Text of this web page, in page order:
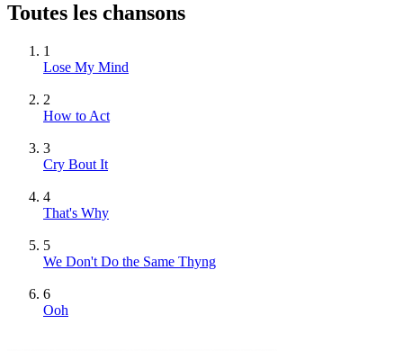
Toutes les chansons
1
Lose My Mind
2
How to Act
3
Cry Bout It
4
That's Why
5
We Don't Do the Same Thyng
6
Ooh